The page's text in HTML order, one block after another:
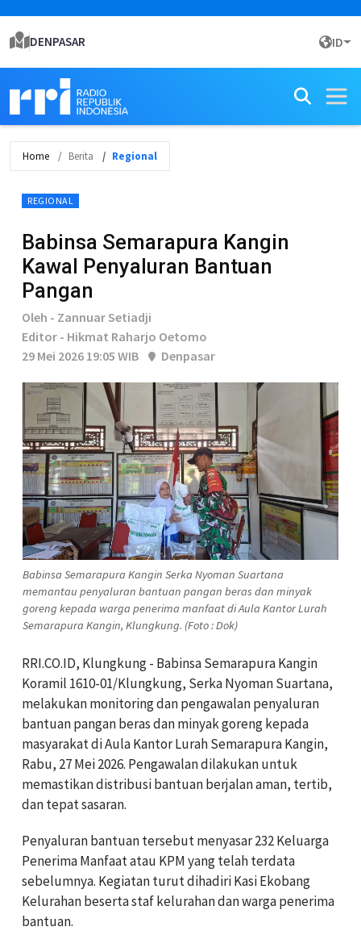
DENPASAR ID
Home Berita Regional
REGIONAL
Babinsa Semarapura Kangin
Kawal Penyaluran Bantuan
Pangan
Oleh - Zannuar Setiadji
Editor - Hikmat Raharjo Oetomo
29 Mei 2026 19:05 WIB
Denpasar
Babinsa Semarapura Kangin Serka Nyoman Suartana
memantau penyaluran bantuan pangan beras dan minyak
goreng kepada warga penerima manfaat di Aula Kantor Lurah
Semarapura Kangin, Klungkung. (Foto : Dok)
RRI.CO.ID, Klungkung - Babinsa Semarapura Kangin
Koramil 1610-01/Klungkung, Serka Nyoman Suartana,
melakukan monitoring dan pengawalan penyaluran
bantuan pangan beras dan minyak goreng kepada
masyarakat di Aula Kantor Lurah Semarapura Kangin,
Rabu, 27 Mei 2026. Pengawalan dilakukan untuk
memastikan distribusi bantuan berjalan aman, tertib,
dan tepat sasaran.
Penyaluran bantuan tersebut menyasar 232 Keluarga
Penerima Manfaat atau KPM yang telah terdata
sebelumnya. Kegiatan turut dihadiri Kasi Ekobang
Kelurahan beserta staf kelurahan dan warga penerima
bantuan.